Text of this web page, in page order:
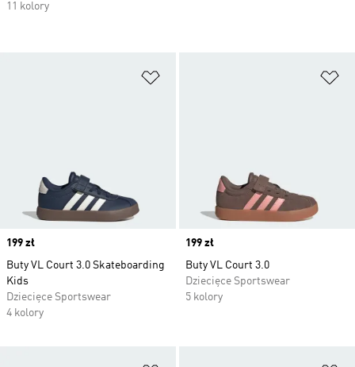
Price
199 zł
Buty VL Court 3.0 Skateboarding
Kids
Dziecięce Sportswear
4 kolory
Price
199 zł
Buty VL Court 3.0
Dziecięce Sportswear
5 kolory
11 kolory